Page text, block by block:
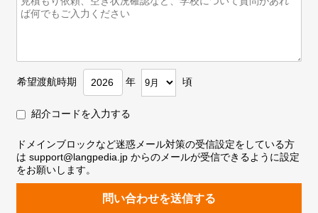
希望渡航時期 年 頃
紹介コードを入力する
ドメインブロックなど迷惑メール対策の受信設定をしている方
は support@langpedia.jp からのメールが受信できるように設定
をお願いします。
問い合わせを送信する